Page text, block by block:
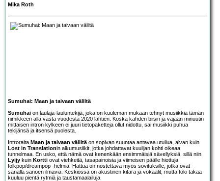
Mika Roth
Sumuhai: Maan ja taivaan väliltä
Sumuhai on laulaja-lauluntekijä, joka on kuuleman mukaan tehnyt musiikkia tämän
nimikkeen alla vasta vuodesta 2020 lähtien. Koska kahden biisin ja vajaan minuutin
mittaisen intron kylkeen ei juuri tietopaketteja ollut nidottu, sai musiikki puhua
tekijänsä ja itsensä puolesta.
Introraita Maan ja taivaan väliltä on sopivan suuntaa antavaa utuilua, aivan kuin
Lost in Translationin alkumusiikit, jotka johdattavat kuulijan kohti oikeaa
tunnelmaa. En usko, että nämä ovat kenenkään ensimmäisiä sävellyksiä, sillä niin
Lyijy kuin Kortti ovat viehkeitä, tasapainoisia ja viimeisen päälle hiottuja
folkpop/dreampop -helmiä. Hattua on nostettava myös sovituksille, jotka ovat
sanalla sanoen ilmavia. Keskiössä on akustinen kitara ja vokaalit, mutta toki takaa
kuuluu pientä rytmiä ja taustamaalailuja.